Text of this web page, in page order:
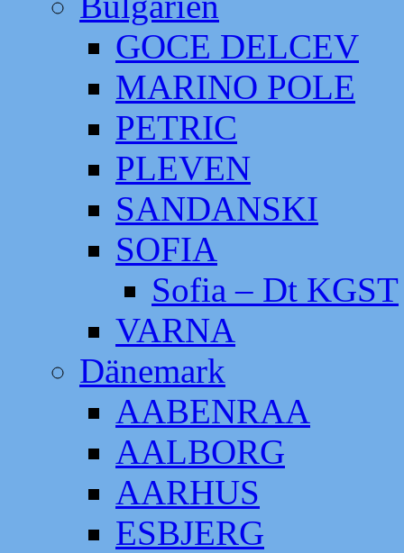
GOCE DELCEV
MARINO POLE
PETRIC
PLEVEN
SANDANSKI
SOFIA
Sofia – Dt KGST
VARNA
Dänemark
AABENRAA
AALBORG
AARHUS
ESBJERG